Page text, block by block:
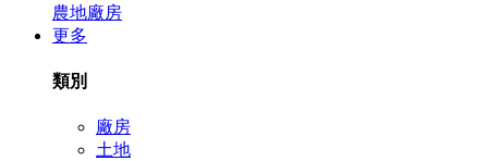
農地廠房
更多
類別
廠房
土地